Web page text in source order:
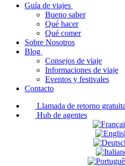
Guía de viajes
Bueno saber
Qué hacer
Qué comer
Sobre Nosotros
Blog
Consejos de viaje
Informaciones de viaje
Eventos y festivales
Contacto
Llamada de retorno gratuita
Hub de agentes